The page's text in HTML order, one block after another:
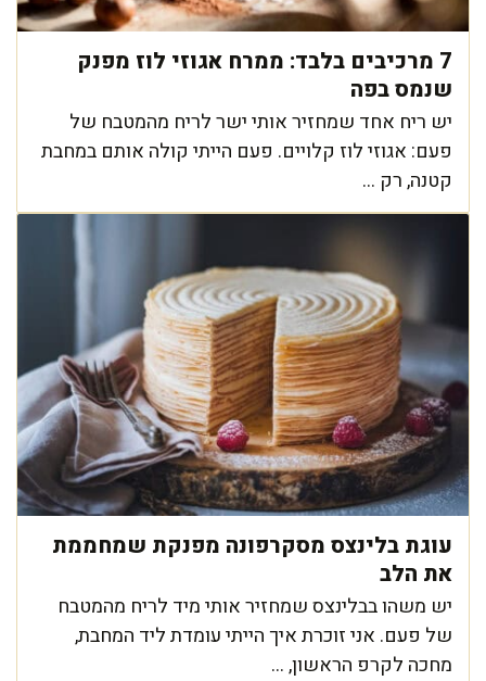
7 מרכיבים בלבד: ממרח אגוזי לוז מפנק
שנמס בפה
יש ריח אחד שמחזיר אותי ישר לריח מהמטבח של
פעם: אגוזי לוז קלויים. פעם הייתי קולה אותם במחבת
קטנה, רק ...
עוגת בלינצס מסקרפונה מפנקת שמחממת
את הלב
יש משהו בבלינצס שמחזיר אותי מיד לריח מהמטבח
של פעם. אני זוכרת איך הייתי עומדת ליד המחבת,
מחכה לקרפ הראשון, ...